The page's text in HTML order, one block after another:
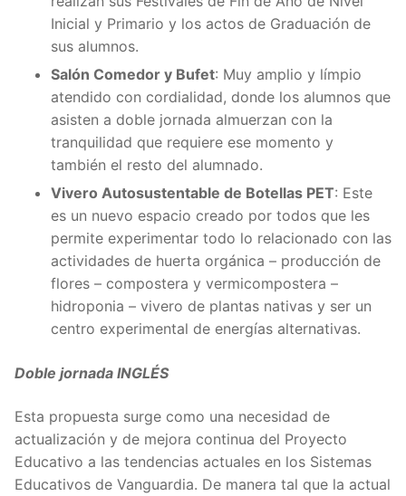
Inicial y Primario y los actos de Graduación de
sus alumnos.
Salón Comedor y Bufet: Muy amplio y límpio
atendido con cordialidad, donde los alumnos que
asisten a doble jornada almuerzan con la
tranquilidad que requiere ese momento y
también el resto del alumnado.
Vivero Autosustentable de Botellas PET: Este
es un nuevo espacio creado por todos que les
permite experimentar todo lo relacionado con las
actividades de huerta orgánica – producción de
flores – compostera y vermicompostera –
hidroponia – vivero de plantas nativas y ser un
centro experimental de energías alternativas.
Doble jornada INGLÉS
Esta propuesta surge como una necesidad de
actualización y de mejora continua del Proyecto
Educativo a las tendencias actuales en los Sistemas
Educativos de Vanguardia. De manera tal que la actual